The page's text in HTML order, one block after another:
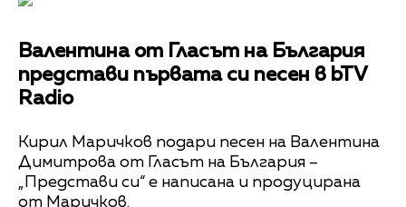
Валентина от Гласът на България
представи първата си песен в bTV
Radio
Кирил Маричков подари песен на Валентина
Димитрова от Гласът на България –
„Представи си“ е написана и продуцирана
от Маричков.